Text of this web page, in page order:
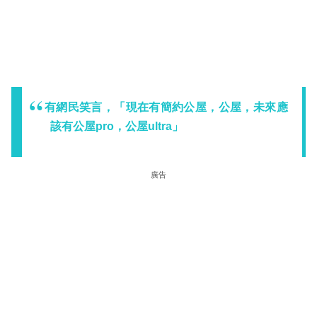
有網民笑言，「現在有簡約公屋，公屋，未來應
該有公屋pro，公屋ultra」
廣告